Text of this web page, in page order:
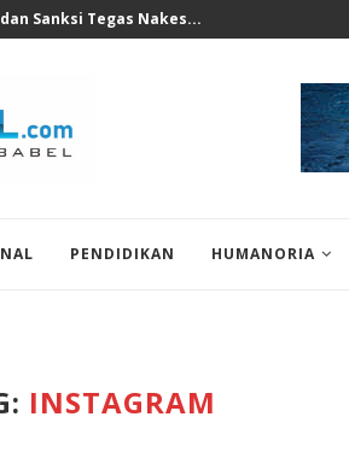
Diperkuat Mesin Baru, Tidak Bisa...
PENDIDIKAN HUMANORIA
INSTAGRAM